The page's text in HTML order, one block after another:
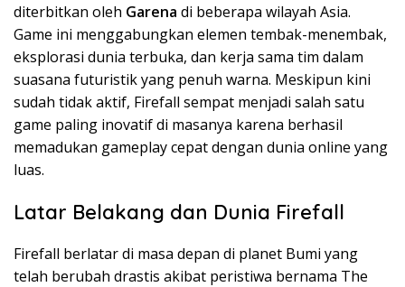
diterbitkan oleh Garena di beberapa wilayah Asia.
Game ini menggabungkan elemen tembak-menembak,
eksplorasi dunia terbuka, dan kerja sama tim dalam
suasana futuristik yang penuh warna. Meskipun kini
sudah tidak aktif, Firefall sempat menjadi salah satu
game paling inovatif di masanya karena berhasil
memadukan gameplay cepat dengan dunia online yang
luas.
Latar Belakang dan Dunia Firefall
Firefall berlatar di masa depan di planet Bumi yang
telah berubah drastis akibat peristiwa bernama The